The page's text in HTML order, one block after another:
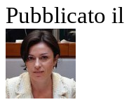
Pubblicato